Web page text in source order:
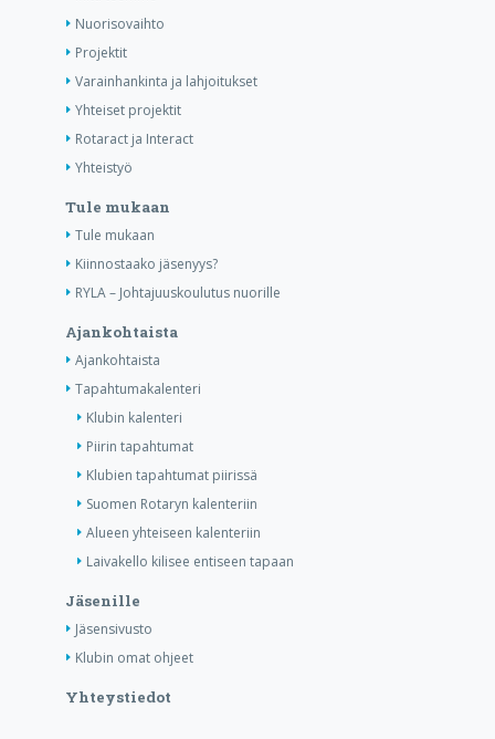
Nuorisovaihto
Projektit
Varainhankinta ja lahjoitukset
Yhteiset projektit
Rotaract ja Interact
Yhteistyö
Tule mukaan
Tule mukaan
Kiinnostaako jäsenyys?
RYLA – Johtajuuskoulutus nuorille
Ajankohtaista
Ajankohtaista
Tapahtumakalenteri
Klubin kalenteri
Piirin tapahtumat
Klubien tapahtumat piirissä
Suomen Rotaryn kalenteriin
Alueen yhteiseen kalenteriin
Laivakello kilisee entiseen tapaan
Jäsenille
Jäsensivusto
Klubin omat ohjeet
Yhteystiedot